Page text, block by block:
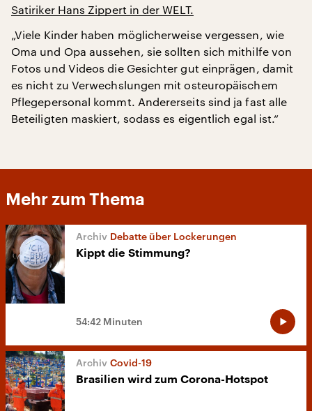
Satiriker Hans Zippert in der WELT.
„Viele Kinder haben möglicherweise vergessen, wie
Oma und Opa aussehen, sie sollten sich mithilfe von
Fotos und Videos die Gesichter gut einprägen, damit
es nicht zu Verwechslungen mit osteuropäischem
Pflegepersonal kommt. Andererseits sind ja fast alle
Beteiligten maskiert, sodass es eigentlich egal ist.“
Mehr zum Thema
Debatte über Lockerungen
Kippt die Stimmung?
54:42 Minuten
Covid-19
Brasilien wird zum Corona-Hotspot